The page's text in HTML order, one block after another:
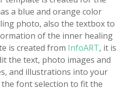
a blue and orange color
photo, also the textbox to
of the inner healing
is created from InfoART, it is
the text, photo images and
and illustrations into your
the font selection to fit the